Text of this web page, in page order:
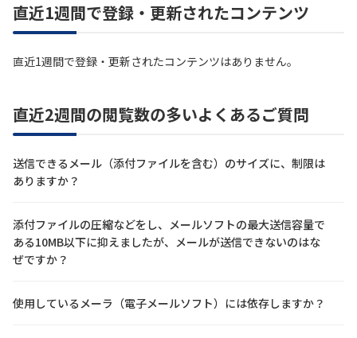
NTTドコモビジネスのお客さ
工事・故障情報通知
OCN サービス一覧
直近1週間で登録・更新されたコンテンツ
直近1週間で登録・更新されたコンテンツはありません。
直近2週間の閲覧数の多いよくあるご質問
送信できるメール（添付ファイルを含む）のサイズに、制限は
ありますか？
添付ファイルの圧縮などをし、メールソフトの最大送信容量で
ある10MB以下に抑えましたが、メールが送信できないのはな
ぜですか？
使用しているメーラ（電子メールソフト）には依存しますか？